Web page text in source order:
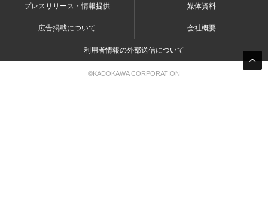
プレスリリース・情報提供 媒体資料
広告掲載について 会社概要
利用者情報の外部送信について
©KADOKAWA CORPORATION